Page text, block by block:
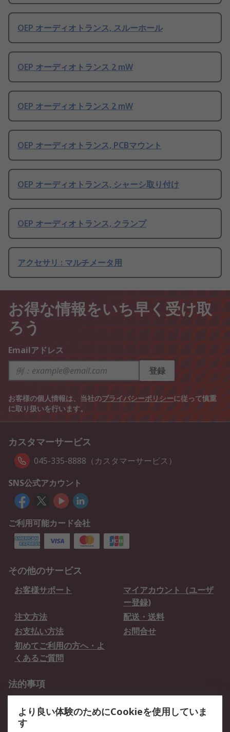
OEP オーディオトランス, スルーホール
OEP オーディオトランス 2 mW
OEP オーディオトランス 2 mW
OEP オーディオトランス, PCBマウント
OEP オーディオトランス, シャーシ取り付け
OEP オーディオトランス, クランプ
アクセサリ : マルチメータ用
お得な情報をいち早く受け取
ろう
Emailアドレス
登録
お客様の個人情報は、当社のプライバシーポリシーに従って慎重
に取り扱いを行います。
カスタマーサービス
045-335-8888（カスタマーサービス）
SNS公式アカウント
ご利用可能カード会社
その他のサービス
お客様サポート
マイアカウント（ユーザ
ー登録)
注文方法
配送・送料
お支払い方法
お問合せ
初めてご利用の方へ・よ
くあるご質問
法的事項
クッキーポリシー
より良い体験のためにCookieを使用していま
す